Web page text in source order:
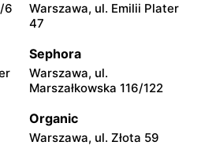
Żabka
104
Żabka
Żabka
6
Warszawa, ul. Emilii Plater
47
Sephora
Warszawa, ul.
Marszałkowska 116/122
Organic
Warszawa, ul. Złota 59